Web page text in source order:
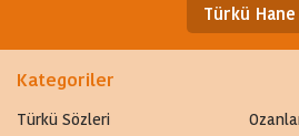
Türkü Hane
Kategoriler
Türkü Sözleri